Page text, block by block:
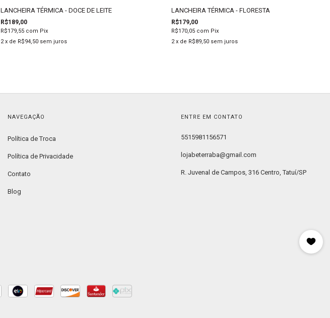
LANCHEIRA TÉRMICA - DOCE DE LEITE
R$189,00
R$179,55 com Pix
2 x de R$94,50 sem juros
LANCHEIRA TÉRMICA - FLORESTA
R$179,00
R$170,05 com Pix
2 x de R$89,50 sem juros
NAVEGAÇÃO
Política de Troca
Política de Privacidade
Contato
Blog
ENTRE EM CONTATO
5515981156571
lojabeterraba@gmail.com
R. Juvenal de Campos, 316 Centro, Tatuí/SP